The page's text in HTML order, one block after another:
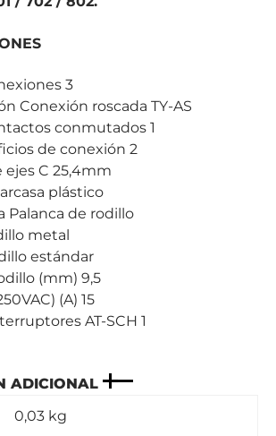
3
Conexión roscada TY-AS
conmutados 1
de conexión 2
C 25,4mm
plástico
Palanca de rodillo
metal
estándar
(mm) 9,5
(A) 15
AT-SCH 1
ADICIONAL
0,03 kg